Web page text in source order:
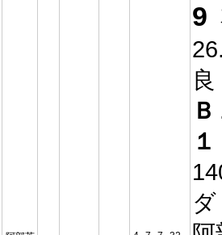
9
良
１